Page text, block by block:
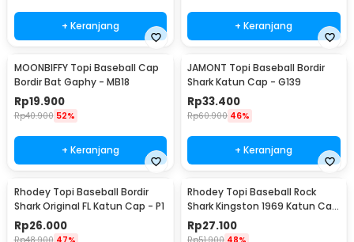
+ Keranjang + Keranjang
MOONBIFFY Topi Baseball Cap
Bordir Bat Gaphy - MB18
Rp19.900
Rp40.900 52%
+ Keranjang
JAMONT Topi Baseball Bordir
Shark Katun Cap - G139
Rp33.400
Rp60.900 46%
+ Keranjang
Rhodey Topi Baseball Bordir
Shark Original FL Katun Cap - P1
Rp26.000
Rhodey Topi Baseball Rock
Shark Kingston 1969 Katun Cap
- F206
Rp27.100